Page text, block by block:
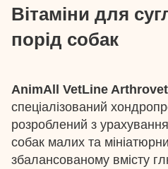
Вітаміни для
порід собак
AnimAll VetLine
спеціалізований
розроблений з
собак малих та
збалансованому вмісту